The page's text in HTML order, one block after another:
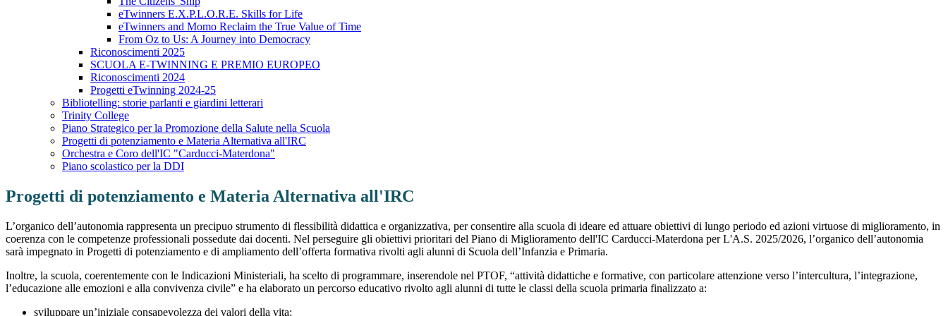
eTwinners E.X.P.L.O.R.E. Skills for Life
eTwinners and Momo Reclaim the True Value of Time
From Oz to Us: A Journey into Democracy
Riconoscimenti 2025
SCUOLA E-TWINNING E PREMIO EUROPEO
Riconoscimenti 2024
Progetti eTwinning 2024-25
Bibliotelling: storie parlanti e giardini letterari
Trinity College
Piano Strategico per la Promozione della Salute nella Scuola
Progetti di potenziamento e Materia Alternativa all'IRC
Orchestra e Coro dell'IC "Carducci-Materdona"
Piano scolastico per la DDI
Progetti di potenziamento e Materia Alternativa all'IRC
L’organico dell’autonomia rappresenta un precipuo strumento di flessibilità didattica e organizzativa, per consentire alla scuola di ideare ed attuare obiettivi di lungo periodo ed azioni virtuose di miglioramento, in
coerenza con le competenze professionali possedute dai docenti. Nel perseguire gli obiettivi prioritari del Piano di Miglioramento dell'IC Carducci-Materdona per L'A.S. 2025/2026, l’organico dell’autonomia
sarà impegnato in Progetti di potenziamento e di ampliamento dell’offerta formativa rivolti agli alunni di Scuola dell’Infanzia e Primaria.
Inoltre, la scuola, coerentemente con le Indicazioni Ministeriali, ha scelto di programmare, inserendole nel PTOF, “attività didattiche e formative, con particolare attenzione verso l’intercultura, l’integrazione,
l’educazione alle emozioni e alla convivenza civile” e ha elaborato un percorso educativo rivolto agli alunni di tutte le classi della scuola primaria finalizzato a:
sviluppare un’iniziale consapevolezza dei valori della vita;